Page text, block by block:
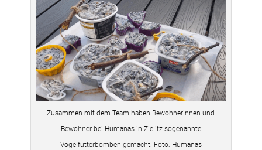
Zusammen mit dem Team haben Bewohnerinnen und
Bewohner bei Humanas in Zielitz sogenannte
Vogelfutterbomben gemacht. Foto: Humanas